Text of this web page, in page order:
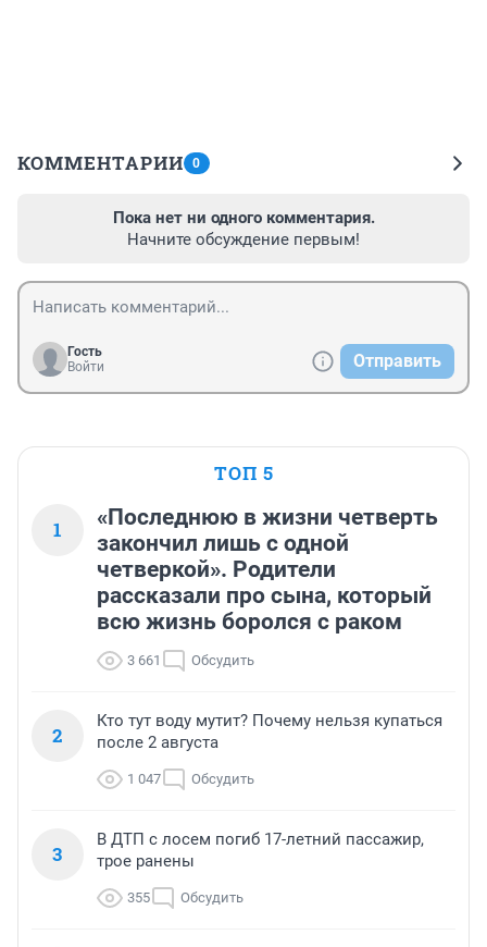
КОММЕНТАРИИ 0
Пока нет ни одного комментария.
Начните обсуждение первым!
Гость
Войти
Отправить
ТОП 5
1
«Последнюю в жизни четверть
закончил лишь с одной
четверкой». Родители
рассказали про сына, который
всю жизнь боролся с раком
3 661 Обсудить
2
Кто тут воду мутит? Почему нельзя купаться
после 2 августа
1 047 Обсудить
3
В ДТП с лосем погиб 17-летний пассажир,
трое ранены
355 Обсудить